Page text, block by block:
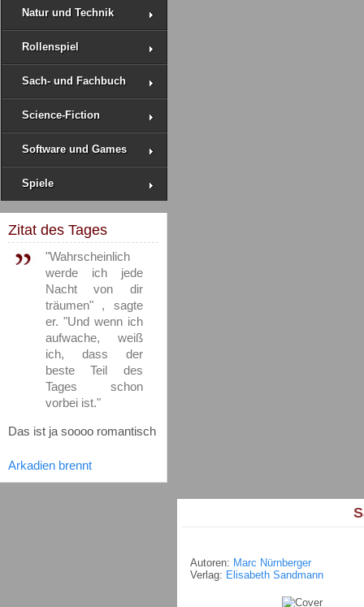
Natur und Technik
Rollenspiel
Sach- und Fachbuch
Science-Fiction
Software und Games
Spiele
Zitat des Tages
"Wahrscheinlich
werde ich jede
Nacht von dir
träumen" , sagte
er. "Und wenn ich
aufwache, weiß
ich, dass der
beste Teil des
Tages schon
vorbei ist."
Das ist ja soooo romantisch
Arkadien brennt
Autoren: Marc Nürnberger
Verlag: Elisabeth Sandmann